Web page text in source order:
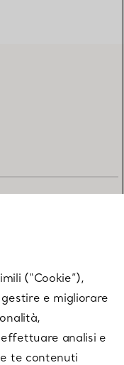
(“Cookie”),
e migliorare
analisi e
te contenuti